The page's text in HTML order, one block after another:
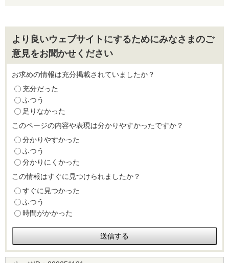
より良いウェブサイトにするためにみなさまのご
意見をお聞かせください
お求めの情報は充分掲載されていましたか？
充分だった
ふつう
足りなかった
このページの内容や表現は分かりやすかったですか？
分かりやすかった
ふつう
分かりにくかった
この情報はすぐに見つけられましたか？
すぐに見つかった
ふつう
時間がかかった